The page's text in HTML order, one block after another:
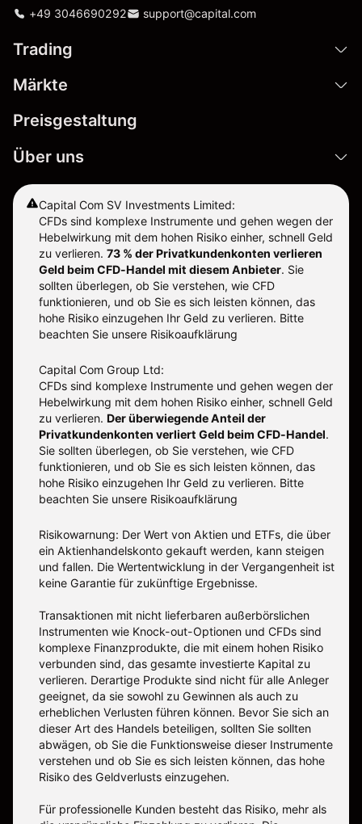
+49 3046690292 support@capital.com
Trading
Märkte
Preisgestaltung
Über uns
Capital Com SV Investments Limited:
CFDs sind komplexe Instrumente und gehen wegen der
Hebelwirkung mit dem hohen Risiko einher, schnell Geld
zu verlieren. 73 % der Privatkundenkonten verlieren
Geld beim CFD-Handel mit diesem Anbieter. Sie
sollten überlegen, ob Sie verstehen, wie CFD
funktionieren, und ob Sie es sich leisten können, das
hohe Risiko einzugehen Ihr Geld zu verlieren. Bitte
beachten Sie unsere Risikoaufklärung
Capital Com Group Ltd:
CFDs sind komplexe Instrumente und gehen wegen der
Hebelwirkung mit dem hohen Risiko einher, schnell Geld
zu verlieren. Der überwiegende Anteil der
Privatkundenkonten verliert Geld beim CFD-Handel.
Sie sollten überlegen, ob Sie verstehen, wie CFD
funktionieren, und ob Sie es sich leisten können, das
hohe Risiko einzugehen Ihr Geld zu verlieren. Bitte
beachten Sie unsere Risikoaufklärung
Risikowarnung: Der Wert von Aktien und ETFs, die über
ein Aktienhandelskonto gekauft werden, kann steigen
und fallen. Die Wertentwicklung in der Vergangenheit ist
keine Garantie für zukünftige Ergebnisse.
Transaktionen mit nicht lieferbaren außerbörslichen
Instrumenten wie Knock-out-Optionen und CFDs sind
komplexe Finanzprodukte, die mit einem hohen Risiko
verbunden sind, das gesamte investierte Kapital zu
verlieren. Derartige Produkte sind nicht für alle Anleger
geeignet, da sie sowohl zu Gewinnen als auch zu
erheblichen Verlusten führen können. Bevor Sie sich an
dieser Art des Handels beteiligen, sollten Sie sollten
abwägen, ob Sie die Funktionsweise dieser Instrumente
verstehen und ob Sie es sich leisten können, das hohe
Risiko des Geldverlusts einzugehen.
Für professionelle Kunden besteht das Risiko, mehr als